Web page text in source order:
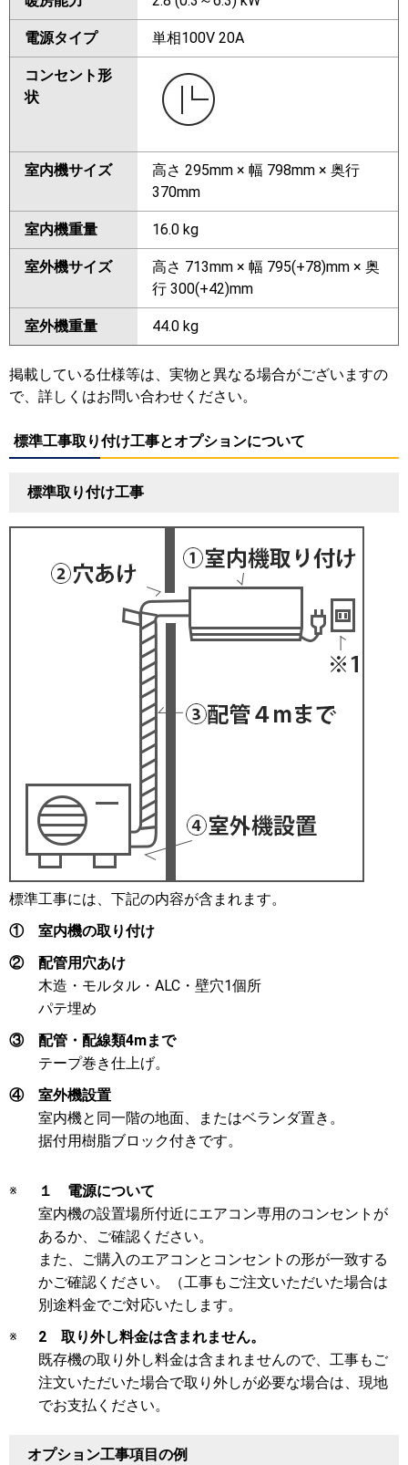
電源タイプ 単相100V 20A
コンセント形
状
室内機サイズ
高さ 295mm × 幅 798mm × 奥行
370mm
室内機重量 16.0 kg
室外機サイズ
高さ 713mm × 幅 795(+78)mm × 奥
行 300(+42)mm
室外機重量 44.0 kg
掲載している仕様等は、実物と異なる場合がございますの
で、詳しくはお問い合わせください。
標準工事取り付け工事とオプションについて
標準取り付け工事
標準工事には、下記の内容が含まれます。
①
室内機の取り付け
②
配管用穴あけ
木造・モルタル・ALC・壁穴1個所
パテ埋め
③
配管・配線類4mまで
テープ巻き仕上げ。
④
室外機設置
室内機と同一階の地面、またはベランダ置き。
据付用樹脂ブロック付きです。
※
１ 電源について
室内機の設置場所付近にエアコン専用のコンセントが
あるか、ご確認ください。
また、ご購入のエアコンとコンセントの形が一致する
かご確認ください。（工事もご注文いただいた場合は
別途料金でご対応いたします。
※
2 取り外し料金は含まれません。
既存機の取り外し料金は含まれませんので、工事もご
注文いただいた場合で取り外しが必要な場合は、現地
でお支払ください。
オプション工事項目の例